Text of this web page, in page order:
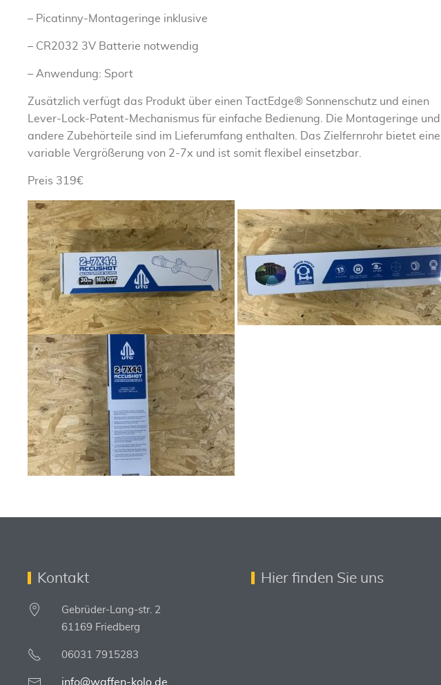
– Picatinny-Montageringe inklusive
– CR2032 3V Batterie notwendig
– Anwendung: Sport
Zusätzlich verfügt das Produkt über einen TactEdge® Sonnenschutz und einen
Lever-Lock-Patent-Mechanismus für einfache Bedienung. Die Montageringe und
andere Zubehörteile sind im Lieferumfang enthalten. Das Zielfernrohr bietet eine
variable Vergrößerung von 2-7x und ist somit flexibel einsetzbar.
Preis 319€
Kontakt
Gebrüder-Lang-str. 2
61169 Friedberg
06031 7915283
info@waffen-kolo.de
Hier finden Sie uns